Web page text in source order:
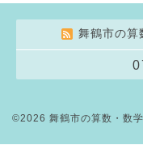
舞鶴市の
©2026 舞鶴市の算数・数